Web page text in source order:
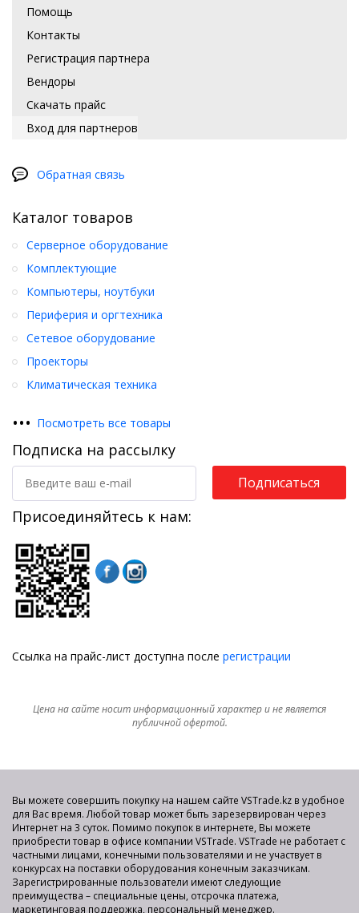
Помощь
Контакты
Регистрация партнера
Вендоры
Скачать прайс
Вход для партнеров
Обратная связь
Каталог товаров
Серверное оборудование
Комплектующие
Компьютеры, ноутбуки
Периферия и оргтехника
Сетевое оборудование
Проекторы
Климатическая техника
••• Посмотреть все товары
Подписка на рассылку
Подписаться
Присоединяйтесь к нам:
Ссылка на прайс-лист доступна после регистрации
Цена на сайте носит информационный характер и не является
публичной офертой.
Вы можете совершить покупку на нашем сайте VSTrade.kz в удобное
для Вас время. Любой товар может быть зарезервирован через
Интернет на 3 суток. Помимо покупок в интернете, Вы можете
приобрести товар в офисе компании VSTrade. VSTrade не работает с
частными лицами, конечными пользователями и не участвует в
конкурсах на поставки оборудования конечным заказчикам.
Зарегистрированные пользователи имеют следующие
преимущества – специальные цены, отсрочка платежа,
маркетинговая поддержка, персональный менеджер.